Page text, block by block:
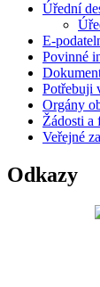
Úřední
E-
Povinné
Potřebuji
Orgány
Žádosti a
Veřejné
Odkazy